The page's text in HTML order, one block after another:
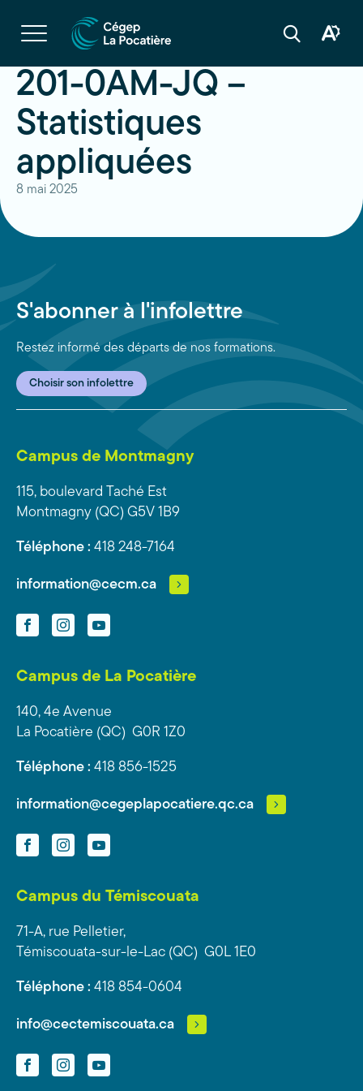
Ouvrir
la
navigation
site
Ouvrir
Ouvrir
201-0AM-JQ –
Statistiques
appliquées
8 mai 2025
S'abonner à l'infolettre
Restez informé des départs de nos formations.
Choisir son infolettre
Campus de Montmagny
115, boulevard Taché Est
Montmagny (QC) G5V 1B9
Téléphone : 418 248-7164
information@cecm.ca
FacebookInstagramYouTube
Campus de La Pocatière
140, 4e Avenue
La Pocatière (QC) G0R 1Z0
Téléphone : 418 856-1525
information@cegeplapocatiere.qc.ca
FacebookInstagramYouTube
Campus du Témiscouata
71-A, rue Pelletier,
Témiscouata-sur-le-Lac (QC) G0L 1E0
Téléphone : 418 854-0604
info@cectemiscouata.ca
FacebookInstagramYouTube